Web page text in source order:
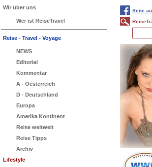
Wir über uns
Wer ist ReiseTravel
Reise - Travel - Voyage
NEWS
Editorial
Kommentar
A - Oesterreich
D - Deutschland
Europa
Amerika Kontinent
Reise weltweit
Reise Tipps
Archiv
Lifestyle
Seite